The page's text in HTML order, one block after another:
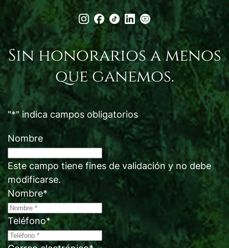
Sin honorarios a menos
que ganemos.
"*" indica campos obligatorios
Nombre
Este campo tiene fines de validación y no debe
modificarse.
Nombre*
Teléfono*